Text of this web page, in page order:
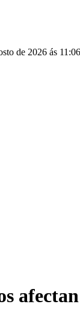
de 2026 ás 11:06